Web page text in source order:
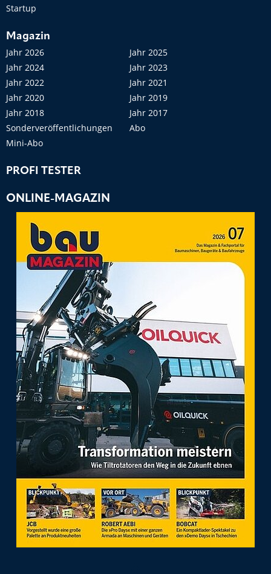
Startup
Magazin
Jahr 2026
Jahr 2025
Jahr 2024
Jahr 2023
Jahr 2022
Jahr 2021
Jahr 2020
Jahr 2019
Jahr 2018
Jahr 2017
Sonderveröffentlichungen
Abo
Mini-Abo
PROFI TESTER
ONLINE-MAGAZIN